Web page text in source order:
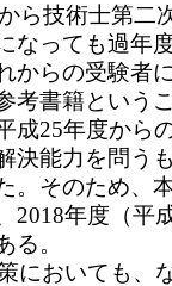
ら技術士第二
なっても過年
からの受験者
考書籍という
成25年度から
決能力を問う
。そのため、
2018年度（平
る。
においても、